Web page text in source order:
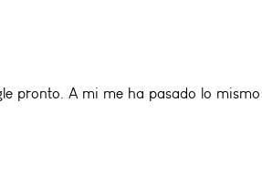
pronto. A mi me ha pasado lo